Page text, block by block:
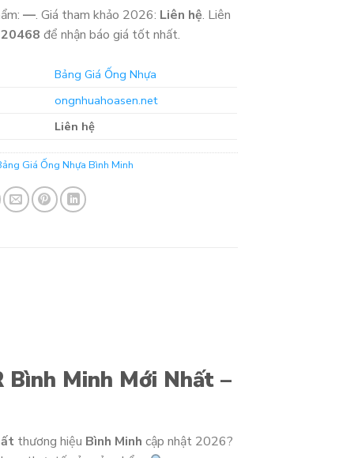
—. Giá tham khảo 2026: Liên hệ. Liên
để nhận báo giá tốt nhất.
Bảng Giá Ống Nhựa
ongnhuahoasen.net
Liên hệ
Giá Ống Nhựa Bình Minh
Bình Minh Mới Nhất –
thương hiệu Bình Minh cập nhật 2026?